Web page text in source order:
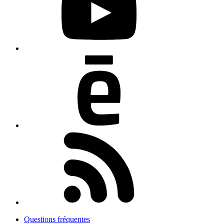
Questions fréquentes